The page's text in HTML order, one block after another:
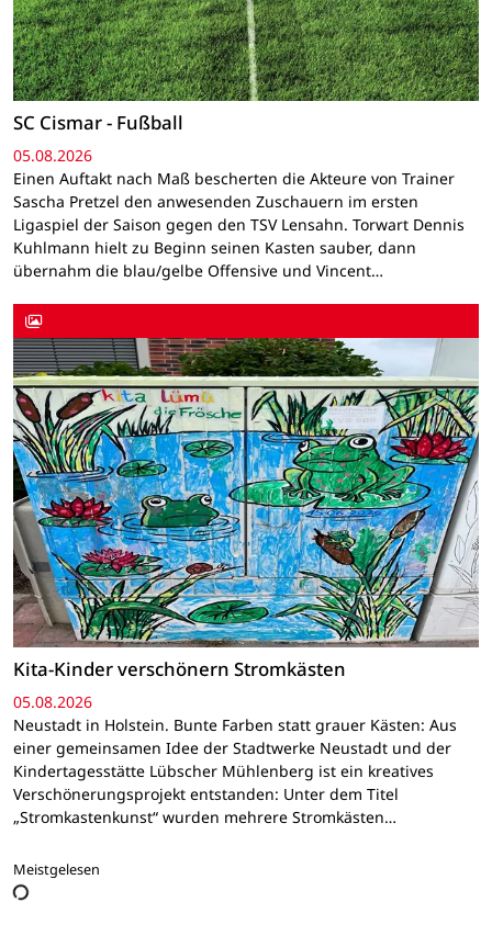
SC Cismar - Fußball
05.08.2026
Einen Auftakt nach Maß bescherten die Akteure von Trainer
Sascha Pretzel den anwesenden Zuschauern im ersten
Ligaspiel der Saison gegen den TSV Lensahn. Torwart Dennis
Kuhlmann hielt zu Beginn seinen Kasten sauber, dann
übernahm die blau/gelbe Offensive und Vincent…
Kita-Kinder verschönern Stromkästen
05.08.2026
Neustadt in Holstein. Bunte Farben statt grauer Kästen: Aus
einer gemeinsamen Idee der Stadtwerke Neustadt und der
Kindertagesstätte Lübscher Mühlenberg ist ein kreatives
Verschönerungsprojekt entstanden: Unter dem Titel
„Stromkastenkunst“ wurden mehrere Stromkästen…
Meistgelesen